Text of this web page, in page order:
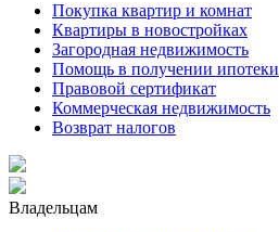
Покупка квартир и комнат
Квартиры в новостройках
Загородная недвижимость
Помощь в получении ипотеки
Правовой сертификат
Коммерческая недвижимость
Возврат налогов
Владельцам